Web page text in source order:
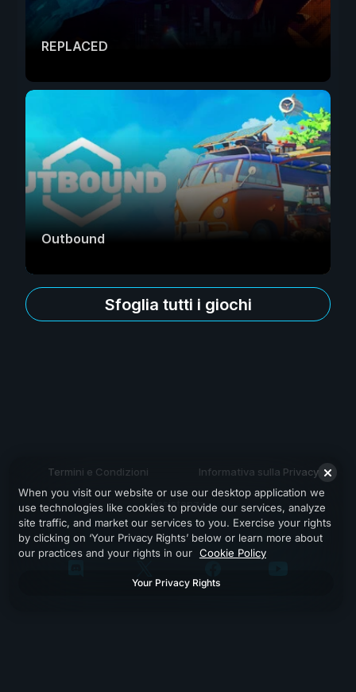
REPLACED
Outbound
Sfoglia tutti i giochi
Termini e Condizioni Informativa sulla Privacy
Assistenza
When you visit our website or use our desktop application we
use technologies like cookies to provide our services, analyze
site traffic, and market our services to you. Exercise your rights
by clicking on ‘Your Privacy Rights’ below or learn more about
our practices and your rights in our Cookie Policy
Your Privacy Rights